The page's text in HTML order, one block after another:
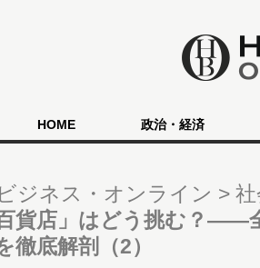
HOME 政治・経済
ジネス・オンライン
貨店」はどう挑む？――
徹底解剖（2）